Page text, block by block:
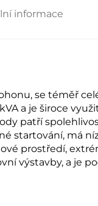
informace
se téměř
a je široce
patří
startování, má
prostředí,
výstavby, a je